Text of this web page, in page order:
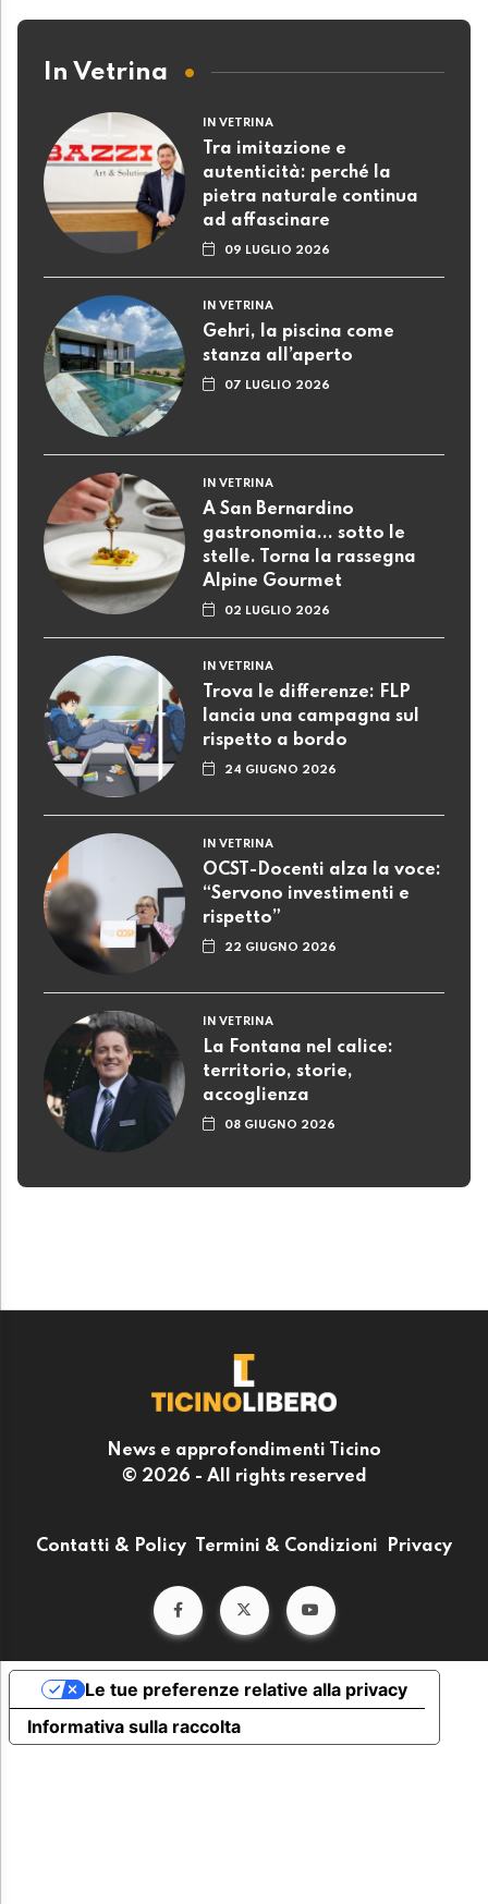
In Vetrina
IN VETRINA
Tra imitazione e
autenticità: perché la
pietra naturale continua
ad affascinare
09 LUGLIO 2026
IN VETRINA
Gehri, la piscina come
stanza all’aperto
07 LUGLIO 2026
IN VETRINA
A San Bernardino
gastronomia... sotto le
stelle. Torna la rassegna
Alpine Gourmet
02 LUGLIO 2026
IN VETRINA
Trova le differenze: FLP
lancia una campagna sul
rispetto a bordo
24 GIUGNO 2026
IN VETRINA
OCST-Docenti alza la voce:
“Servono investimenti e
rispetto”
22 GIUGNO 2026
IN VETRINA
La Fontana nel calice:
territorio, storie,
accoglienza
08 GIUGNO 2026
News e approfondimenti Ticino
© 2026 - All rights reserved
Contatti & Policy Termini & Condizioni Privacy
Informativa sulla raccolta
Le tue preferenze relative alla privacy